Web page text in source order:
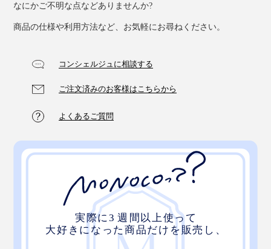
なにかご不明な点などありませんか?
商品の仕様や利用方法など、お気軽にお尋ねください。
コンシェルジュに相談する
ご注文済みのお客様はこちらから
よくあるご質問